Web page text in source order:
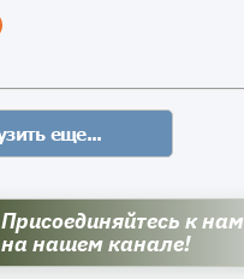
Присоединяйтесь к нам
на нашем канале!